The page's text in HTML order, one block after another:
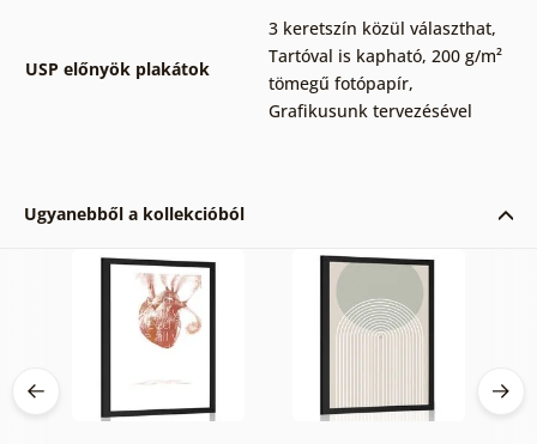
USP előnyök plakátok
3 keretszín közül választhat,
Tartóval is kapható, 200 g/m²
tömegű fotópapír,
Grafikusunk tervezésével
Ugyanebből a kollekcióból